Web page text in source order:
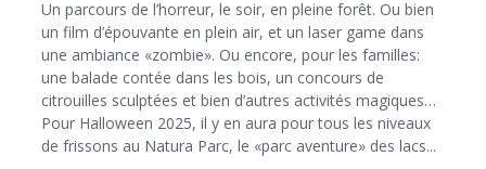
Un parcours de l’horreur, le soir, en pleine forêt. Ou bien
un film d’épouvante en plein air, et un laser game dans
une ambiance «zombie». Ou encore, pour les familles:
une balade contée dans les bois, un concours de
citrouilles sculptées et bien d’autres activités magiques…
Pour Halloween 2025, il y en aura pour tous les niveaux
de frissons au Natura Parc, le «parc aventure» des lacs...